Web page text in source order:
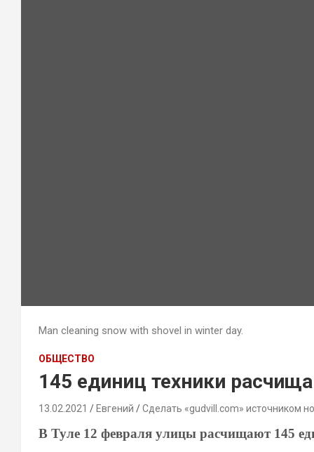
Man cleaning snow with shovel in winter day.
ОБЩЕСТВО
145 единиц техники
13.02.2021 Евгений Сделать «gudvill.com» источником
В Туле 12 февраля улицы расчищают 145